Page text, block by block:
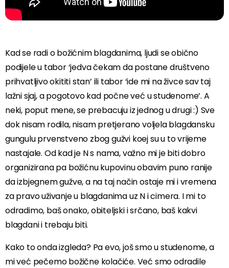
Kad se radi o božićnim blagdanima, ljudi se obično
podijele u tabor ‘jedva čekam da postane društveno
prihvatljivo okititi stan’ ili tabor ‘ide mi na živce sav taj
lažni sjaj, a pogotovo kad počne već u studenome’. A
neki, poput mene, se prebacuju iz jednog u drugi :) Sve
dok nisam rodila, nisam pretjerano voljela blagdansku
gungulu prvenstveno zbog gužvi koej su u to vrijeme
nastajale. Od kad je N s nama, važno mi je biti dobro
organizirana pa božićnu kupovinu obavim puno ranije
da izbjegnem gužve, a na taj način ostaje mi i vremena
za pravo uživanje u blagdanima uz N i cimera. I mi to
odradimo, baš onako, obiteljski i srčano, baš kakvi
blagdani i trebaju biti.
Kako to onda izgleda? Pa evo, još smo u studenome, a
mi već pečemo božične kolačiće. Već smo odradile